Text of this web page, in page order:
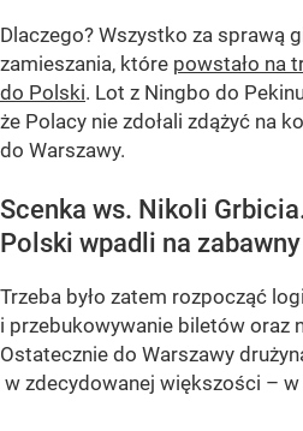
Dlaczego? Wszystko za sprawą
zamieszania, które powstało na
do Polski. Lot z Ningbo do
że Polacy nie zdołali zdążyć na
do Warszawy.
Scenka ws. Nikoli
Polski wpadli na zabawny
Trzeba było zatem rozpocząć
i przebukowywanie biletów oraz
Ostatecznie do Warszawy
w zdecydowanej większości –